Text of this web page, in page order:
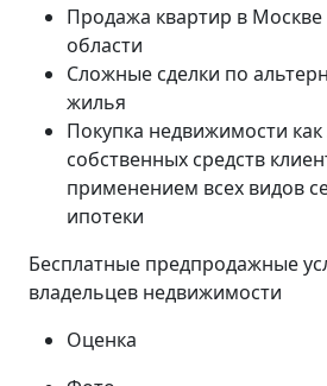
Продажа квартир в
области
Сложные сделки по
жилья
Покупка недвижимости как
собственных средств
применением всех видов
ипотеки
Бесплатные предпродажные
владельцев недвижимости
Оценка